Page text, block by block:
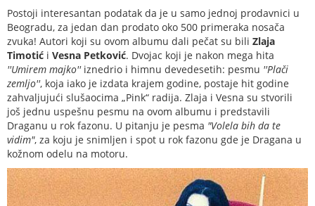
Postoji interesantan podatak da je u samo jednoj prodavnici u
Beogradu, za jedan dan prodato oko 500 primeraka nosača
zvuka! Autori koji su ovom albumu dali pečat su bili Zlaja
Timotić i Vesna Petković. Dvojac koji je nakon mega hita
''Umirem majko''iznedrio i himnu devedesetih: pesmu ''Plači
zemljo'', koja iako je izdata krajem godine, postaje hit godine
zahvaljujući slušaocima „Pink“ radija. Zlaja i Vesna su stvorili
još jednu uspešnu pesmu na ovom albumu i predstavili
Draganu u rok fazonu. U pitanju je pesma "Volela bih da te
vidim", za koju je snimljen i spot u rok fazonu gde je Dragana u
kožnom odelu na motoru.